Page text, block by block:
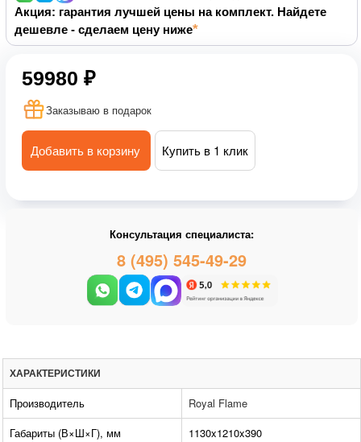
Акция: гарантия лучшей цены на комплект. Найдете
дешевле - сделаем цену ниже
59980 ₽
Заказываю в подарок
Добавить в корзину Купить в 1 клик
Консультация специалиста:
8 (495) 545-49-29
ХАРАКТЕРИСТИКИ
Производитель
Royal Flame
Габариты (В×Ш×Г), мм
1130x1210x390